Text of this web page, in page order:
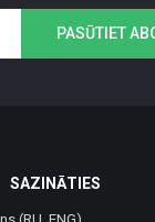
PASŪTIET
SAZINĀTIES